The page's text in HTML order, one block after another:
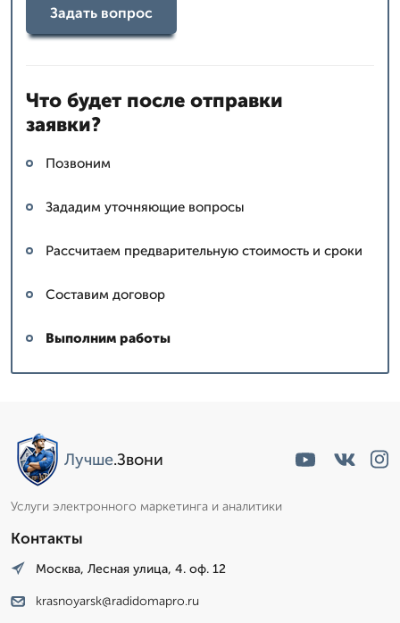
Задать вопрос
Что будет после отправки
заявки?
Позвоним
Зададим уточняющие вопросы
Рассчитаем предварительную стоимость и сроки
Составим договор
Выполним работы
Лучше.Звони
Услуги электронного маркетинга и аналитики
Контакты
Москва, Лесная улица, 4. оф. 12
krasnoyarsk@radidomapro.ru